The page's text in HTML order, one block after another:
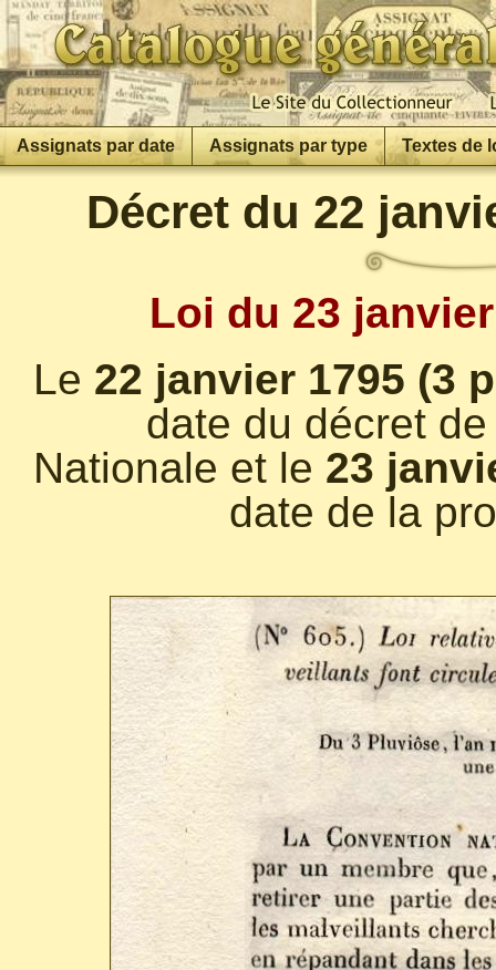
Assignats par date Assignats par type Textes de
Décret du 22
Loi du 23
Le 22 janvier 1795 (3
date du décret
Nationale et le 23
date de la